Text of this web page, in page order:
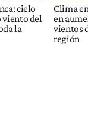
cielo
viento del
la
Clima
en
vientos
región